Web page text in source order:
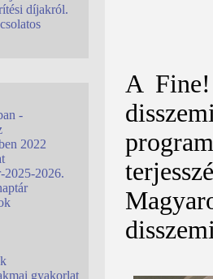
díjakról.
-
2022
2025-2026.
gyakorlat
A Fine!